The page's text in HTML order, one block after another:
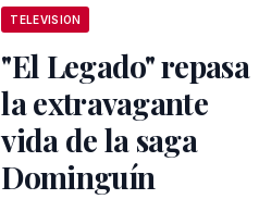
TELEVISION
"El Legado" repasa
la extravagante
vida de la saga
Dominguín